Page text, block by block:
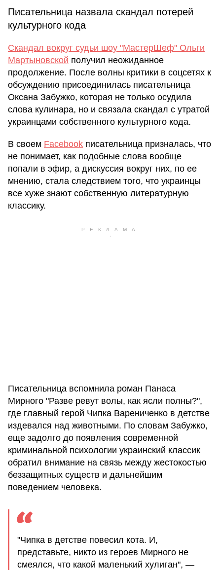
Писательница назвала скандал потерей
культурного кода
Скандал вокруг судьи шоу "МастерШеф" Ольги
Мартыновской получил неожиданное
продолжение. После волны критики в соцсетях к
обсуждению присоединилась писательница
Оксана Забужко, которая не только осудила
слова кулинара, но и связала скандал с утратой
украинцами собственного культурного кода.
В своем Facebook писательница призналась, что
не понимает, как подобные слова вообще
попали в эфир, а дискуссия вокруг них, по ее
мнению, стала следствием того, что украинцы
все хуже знают собственную литературную
классику.
Писательница вспомнила роман Панаса
Мирного "Разве ревут волы, как ясли полны?",
где главный герой Чипка Варениченко в детстве
издевался над животными. По словам Забужко,
еще задолго до появления современной
криминальной психологии украинский классик
обратил внимание на связь между жестокостью
беззащитных существ и дальнейшим
поведением человека.
"Чипка в детстве повесил кота. И,
представьте, никто из героев Мирного не
смеялся, что какой маленький хулиган", —